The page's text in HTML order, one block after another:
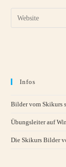
Infos
Bilder vom Skikurs
Übungsleiter auf
Die Skikurs Bilder